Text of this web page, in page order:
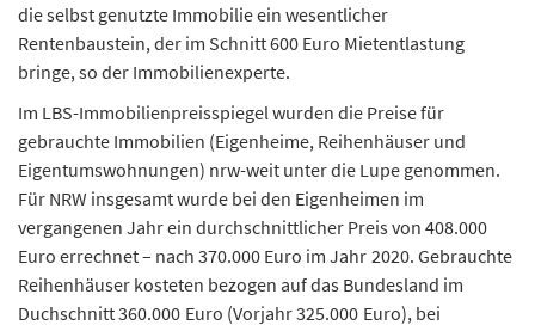
die selbst genutzte Immobilie ein wesentlicher
Rentenbaustein, der im Schnitt 600 Euro Mietentlastung
bringe, so der Immobilienexperte.
Im LBS-Immobilienpreisspiegel wurden die Preise für
gebrauchte Immobilien (Eigenheime, Reihenhäuser und
Eigentumswohnungen) nrw-weit unter die Lupe genommen.
Für NRW insgesamt wurde bei den Eigenheimen im
vergangenen Jahr ein durchschnittlicher Preis von 408.000
Euro errechnet – nach 370.000 Euro im Jahr 2020. Gebrauchte
Reihenhäuser kosteten bezogen auf das Bundesland im
Duchschnitt 360.000 Euro (Vorjahr 325.000 Euro), bei